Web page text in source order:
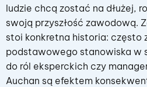
ludzie chcą zostać na dłużej,
swoją przyszłość zawodową.
stoi konkretna historia: często
podstawowego stanowiska w
do ról eksperckich czy
Auchan są efektem